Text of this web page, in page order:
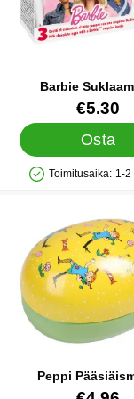
Barbie
Yllätyksellä 3
Tuote.nro 86843
€5.30
Osta
Saatavuus:
Toimitusaika: 1-2
Peppi
Tuote.nro 86928
Merkitse